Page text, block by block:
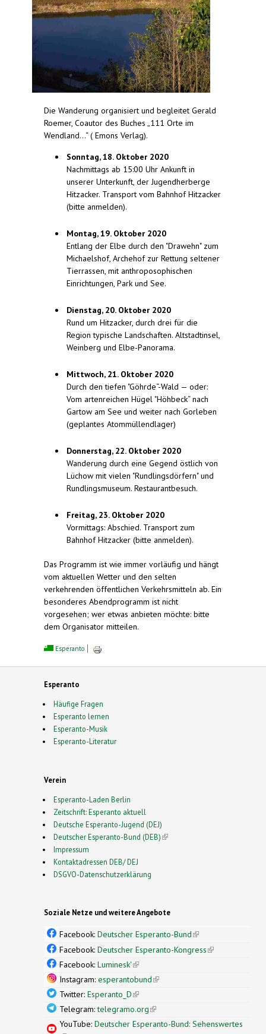
Die Wanderung organisiert und begleitet Gerald
Roemer, Coautor des Buches „111 Orte im
Wendland...“ ( Emons Verlag).
Sonntag, 18. Oktober 2020
Nachmittags ab 15:00 Uhr Ankunft in
unserer Unterkunft, der Jugendherberge
Hitzacker. Transport vom Bahnhof Hitzacker
(bitte anmelden).
Montag, 19. Oktober 2020
Entlang der Elbe durch den "Drawehn" zum
Michaelshof, Archehof zur Rettung seltener
Tierrassen, mit anthroposophischen
Einrichtungen, Park und See.
Dienstag, 20. Oktober 2020
Rund um Hitzacker, durch drei für die
Region typische Landschaften. Altstadtinsel,
Weinberg und Elbe-Panorama.
Mittwoch, 21. Oktober 2020
Durch den tiefen "Göhrde“-Wald — oder:
Vom artenreichen Hügel "Höhbeck“ nach
Gartow am See und weiter nach Gorleben
(geplantes Atommüllendlager)
Donnerstag, 22. Oktober 2020
Wanderung durch eine Gegend östlich von
Lüchow mit vielen "Rundlingsdörfern" und
Rundlingsmuseum. Restaurantbesuch.
Freitag, 23. Oktober 2020
Vormittags: Abschied. Transport zum
Bahnhof Hitzacker (bitte anmelden).
Das Programm ist wie immer vorläufig und hängt
vom aktuellen Wetter und den selten
verkehrenden öffentlichen Verkehrsmitteln ab. Ein
besonderes Abendprogramm ist nicht
vorgesehen; wer etwas anbieten möchte: bitte
dem Organisator mitteilen.
Esperanto
Esperanto
Häufige Fragen
Esperanto lernen
Esperanto-Musik
Esperanto-Literatur
Verein
Esperanto-Laden Berlin
Zeitschrift: Esperanto aktuell
Deutsche Esperanto-Jugend (DEJ)
Deutscher Esperanto-Bund (DEB)(link is external)
Impressum
Kontaktadressen DEB/ DEJ
DSGVO-Datenschutzerklärung
Soziale Netze und weitere Angebote
Facebook: Deutscher Esperanto-Bund(link is
external)
Facebook: Deutscher Esperanto-Kongress(link is
Facebook: Luminesk'(link is external)
Instagram: esperantobund(link is external)
Twitter: Esperanto_D(link is external)
Telegram:telegramo.org(link is external)
YouTube: Deutscher Esperanto-Bund: Sehenswertes